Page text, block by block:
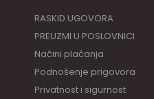
RASKID UGOVORA
PREUZMI U POSLOVNICI
Načini plaćanja
Podnošenje prigovora
Privatnost i sigurnost